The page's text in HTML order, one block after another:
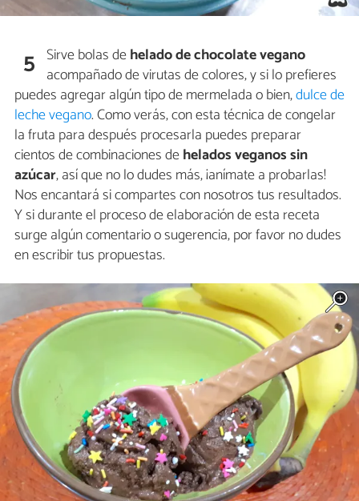
5 Sirve bolas dehelado de chocolate vegano
acompañado de virutas de colores, y si lo prefieres
puedes agregar algún tipo de mermelada o bien,dulce de
leche vegano. Como verás, con esta técnica de congelar
la fruta para después procesarla puedes preparar
cientos de combinaciones dehelados veganos sin
azúcar, así que no lo dudes más, ¡anímate a probarlas!
Nos encantará si compartes con nosotros tus resultados.
Y si durante el proceso de elaboración de esta receta
surge algún comentario o sugerencia, por favor no dudes
en escribir tus propuestas.